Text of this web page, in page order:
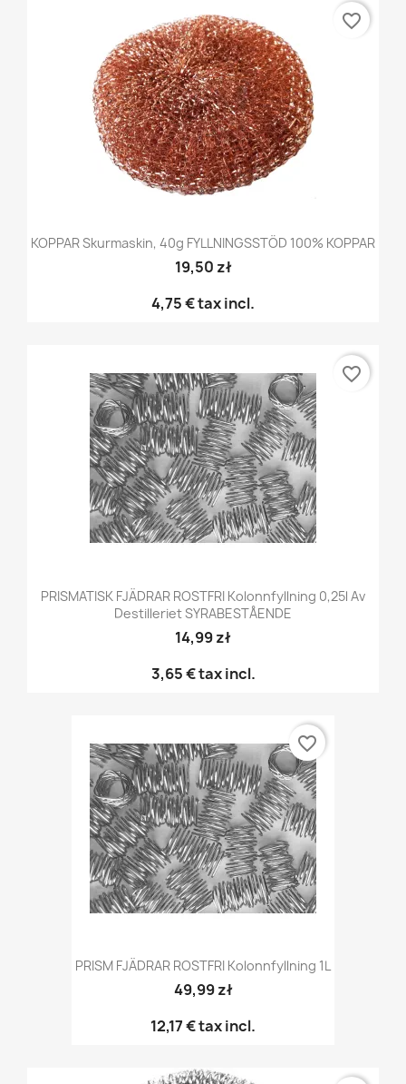
KOPPAR Skurmaskin, 40g FYLLNINGSSTÖD 100% KOPPAR
19,50 zł
4,75 €tax incl.
favorite_border
PRISMATISK FJÄDRAR ROSTFRI Kolonnfyllning 0,25l Av
Destilleriet SYRABESTÅENDE
14,99 zł
3,65 €tax incl.
favorite_border
PRISM FJÄDRAR ROSTFRI Kolonnfyllning 1L
49,99 zł
12,17 €tax incl.
favorite_border